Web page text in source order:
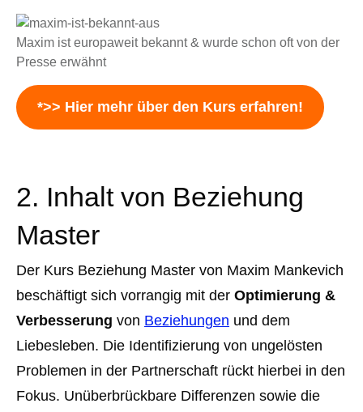
Maxim ist europaweit bekannt & wurde schon oft von der
Presse erwähnt
*>> Hier mehr über den Kurs erfahren!
2. Inhalt von Beziehung
Master
Der Kurs Beziehung Master von Maxim Mankevich
beschäftigt sich vorrangig mit der Optimierung &
Verbesserung von Beziehungen und dem
Liebesleben. Die Identifizierung von ungelösten
Problemen in der Partnerschaft rückt hierbei in den
Fokus. Unüberbrückbare Differenzen sowie die